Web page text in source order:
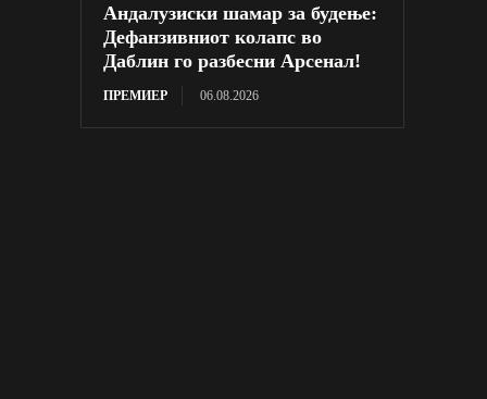
Андалузиски шамар за будење:
Дефанзивниот колапс во
Даблин го разбесни Арсенал!
ПРЕМИЕР 06.08.2026